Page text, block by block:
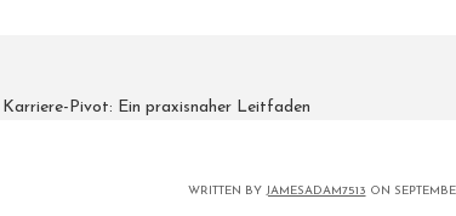
WRITTEN BY JAMESADAM7513 ON